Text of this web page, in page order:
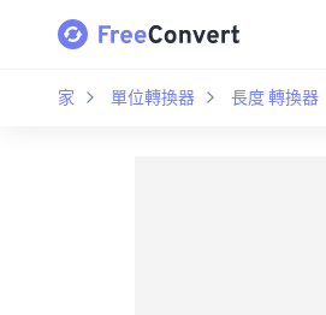
家 單位轉換器 長度 轉換器